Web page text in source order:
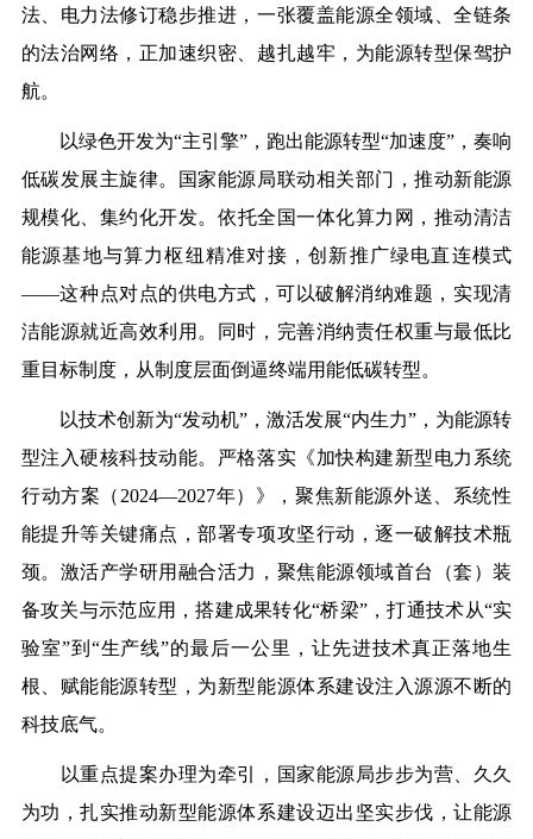
法、电力法修订稳步推进，一张覆盖能源全领域、全链条
的法治网络，正加速织密、越扎越牢，为能源转型保驾护
航。
以绿色开发为“主引擎” ，跑出能源转型“加速度” ，奏响
低碳发展主旋律。国家能源局联动相关部门，推动新能源
规模化、集约化开发。 依托全国一体化算力网，推动清洁
能源基地与算力枢纽精准对接，创新推广绿电直连模式
——这种点对点的供电方式，可以破解消纳难题，实现清
洁能源就近高效利用。同时，完善消纳责任权重与最低比
重目标制度，从制度层面倒逼终端用能低碳转型。
以技术创新为“发动机” ，激活发展“内生力” ，为能源转
型注入硬核科技动能。严格落实《加快构建新型电力系统
行动方案（ 2024—2027年）》，聚焦新能源外送、系统性
能提升等关键痛点，部署专项攻坚行动，逐一破解技术瓶
颈。激活产学研用融合活力，聚焦能源领域首台（套）装
备攻关与示范应用，搭建成果转化“桥梁”，打通技术从“实
验室”到 “生产线”的最后一公里，让先进技术真正落地生
根、赋能能源转型，为新型能源体系建设注入源源不断的
科技底气。
以重点提案办理为牵引，国家能源局步步为营、久久
为功，扎实推动新型能源体系建设迈出坚实步伐，让能源